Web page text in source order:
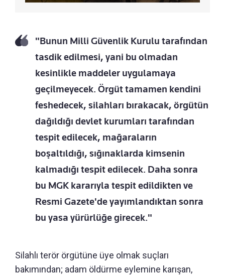
"Bunun Milli Güvenlik Kurulu tarafından
tasdik edilmesi, yani bu olmadan
kesinlikle maddeler uygulamaya
geçilmeyecek. Örgüt tamamen kendini
feshedecek, silahları bırakacak, örgütün
dağıldığı devlet kurumları tarafından
tespit edilecek, mağaraların
boşaltıldığı, sığınaklarda kimsenin
kalmadığı tespit edilecek. Daha sonra
bu MGK kararıyla tespit edildikten ve
Resmi Gazete'de yayımlandıktan sonra
bu yasa yürürlüğe girecek."
Silahlı terör örgütüne üye olmak suçları
bakımından; adam öldürme eylemine karışan,